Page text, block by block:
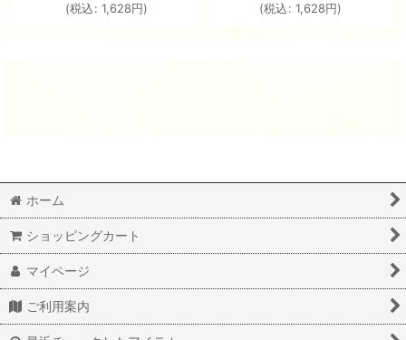
(税込: 1,628円)
(税込: 1,628円)
ホーム
ショッピングカート
マイページ
ご利用案内